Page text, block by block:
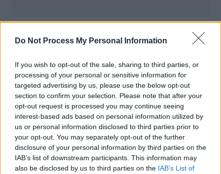
Do Not Process My Personal Information
If you wish to opt-out of the sale, sharing to third parties, or
processing of your personal or sensitive information for
targeted advertising by us, please use the below opt-out
section to confirm your selection. Please note that after your
opt-out request is processed you may continue seeing
interest-based ads based on personal information utilized by
us or personal information disclosed to third parties prior to
your opt-out. You may separately opt-out of the further
disclosure of your personal information by third parties on the
IAB’s list of downstream participants. This information may
also be disclosed by us to third parties on the IAB’s List of
Navigation
l’article